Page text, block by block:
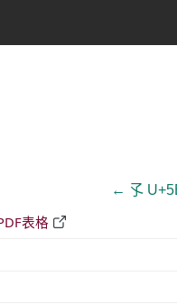
← 孓
表格